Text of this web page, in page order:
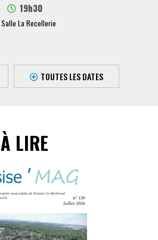
19h30
Salle La Recellerie
TOUTES LES DATES
À LIRE